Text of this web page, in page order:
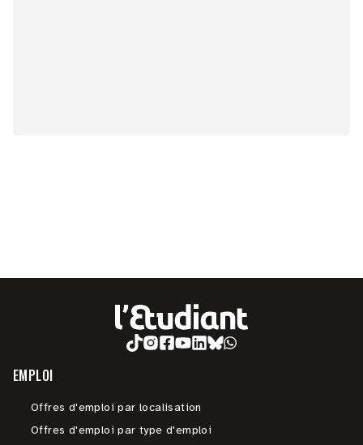
EMPLOI
Offres d'emploi par localisation
Offres d'emploi par type d'emploi